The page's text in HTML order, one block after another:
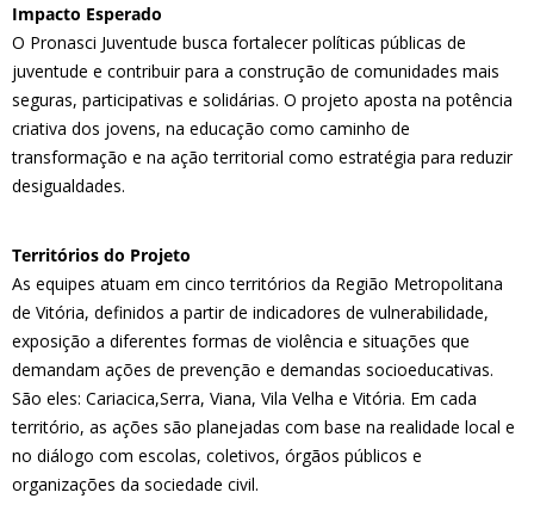
Impacto Esperado
O Pronasci Juventude busca fortalecer políticas públicas de
juventude e contribuir para a construção de comunidades mais
seguras, participativas e solidárias. O projeto aposta na potência
criativa dos jovens, na educação como caminho de
transformação e na ação territorial como estratégia para reduzir
desigualdades.
Territórios do Projeto
As equipes atuam em cinco territórios da Região Metropolitana
de Vitória, definidos a partir de indicadores de vulnerabilidade,
exposição a diferentes formas de violência e situações que
demandam ações de prevenção e demandas socioeducativas.
São eles: Cariacica,Serra, Viana, Vila Velha e Vitória. Em cada
território, as ações são planejadas com base na realidade local e
no diálogo com escolas, coletivos, órgãos públicos e
organizações da sociedade civil.